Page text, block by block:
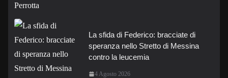
La sfida di Federico: bracciate di
speranza nello Stretto di Messina
contro la leucemia
4 Agosto 2026